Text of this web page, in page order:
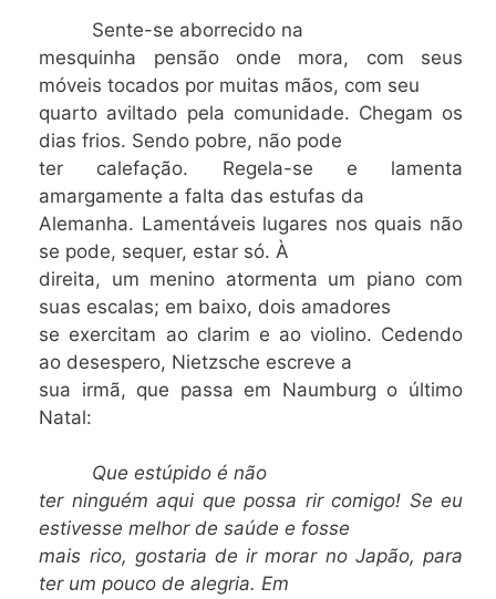
Sente-se aborrecido na
mesquinha pensão onde mora, com seus
móveis tocados por muitas mãos, com seu
quarto aviltado pela comunidade. Chegam os
dias frios. Sendo pobre, não pode
ter calefação. Regela-se e lamenta
amargamente a falta das estufas da
Alemanha. Lamentáveis lugares nos quais não
se pode, sequer, estar só. À
direita, um menino atormenta um piano com
suas escalas; em baixo, dois amadores
se exercitam ao clarim e ao violino. Cedendo
ao desespero, Nietzsche escreve a
sua irmã, que passa em Naumburg o último
Natal:
Que estúpido é não
ter ninguém aqui que possa rir comigo! Se eu
estivesse melhor de saúde e fosse
mais rico, gostaria de ir morar no Japão, para
ter um pouco de alegria. Em